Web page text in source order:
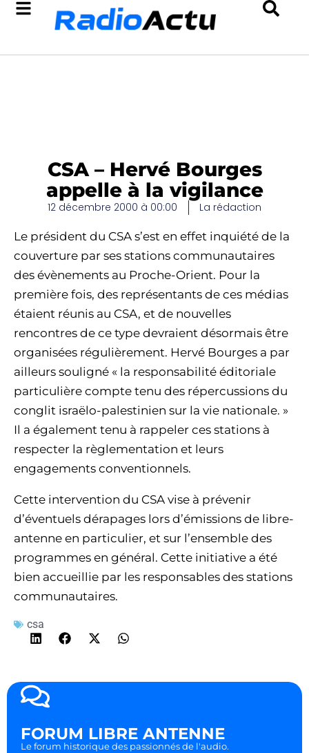
CSA – Hervé Bourges
appelle à la vigilance
12 décembre 2000 à 00:00 La rédaction
Le président du CSA s’est en effet inquiété de la
couverture par ses stations communautaires
des évènements au Proche-Orient. Pour la
première fois, des représentants de ces médias
étaient réunis au CSA, et de nouvelles
rencontres de ce type devraient désormais être
organisées régulièrement. Hervé Bourges a par
ailleurs souligné « la responsabilité éditoriale
particulière compte tenu des répercussions du
conglit israëlo-palestinien sur la vie nationale. »
Il a également tenu à rappeler ces stations à
respecter la règlementation et leurs
engagements conventionnels.
Cette intervention du CSA vise à prévenir
d’éventuels dérapages lors d’émissions de libre-
antenne en particulier, et sur l’ensemble des
programmes en général. Cette initiative a été
bien accueillie par les responsables des stations
communautaires.
csa
FORUM LIBRE ANTENNE
Le forum historique des passionnés de l'audio.